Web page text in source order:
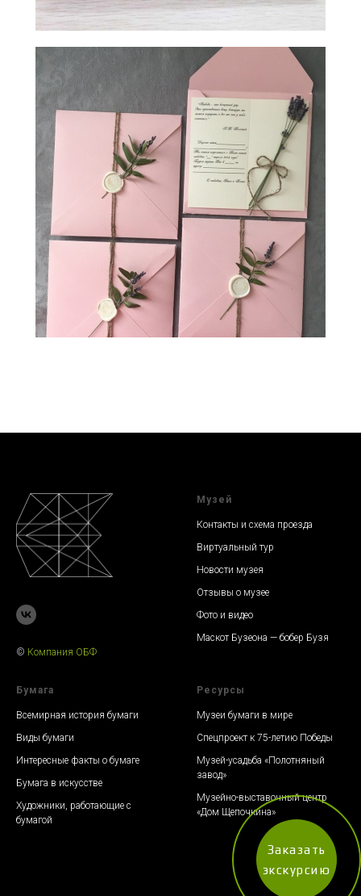
© Компания ОБФ
Музей
Контакты и схема проезда
Виртуальный тур
Новости музея
Отзывы о музее
Фото и видео
Маскот Бузеона — бобер Бузя
Бумага
Всемирная история бумаги
Виды бумаги
Интересные факты о бумаге
Бумага в искусстве
Художники, работающие с
бумагой
Ресурсы
Музеи бумаги в мире
Спецпроект к 75-летию Победы
Музей-усадьба «Полотняный
завод»
Музейно-выставочный центр
«Дом Щепочкина»
Заказать
экскурсию